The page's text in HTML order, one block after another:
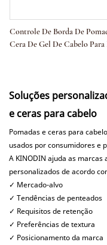
Controle De Borda De
Cera De Gel De Cabelo
Soluções
e ceras para cabelo
Pomadas e ceras para
usados ​​por consumidores e
A KINODIN ajuda as
personalizados de acordo
✓ Mercado-alvo
✓ Tendências de penteados
✓ Requisitos de retenção
✓ Preferências de textura
✓ Posicionamento da marca